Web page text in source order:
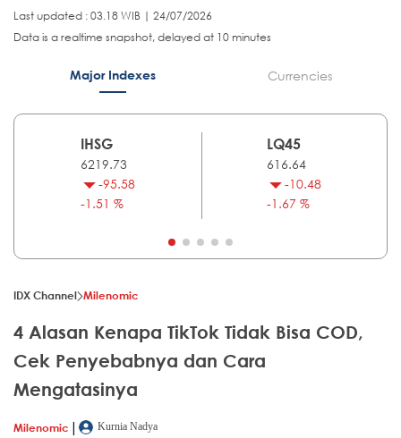
Last updated : 03.18 WIB | 24/07/2026
Data is a realtime snapshot, delayed at 10 minutes
Major Indexes Currencies
IHSG
6219.73
-95.58
-1.51 %
LQ45
616.64
-10.48
-1.67 %
IDX Channel Milenomic
4 Alasan Kenapa TikTok Tidak Bisa COD,
Cek Penyebabnya dan Cara
Mengatasinya
Milenomic |
Kurnia Nadya